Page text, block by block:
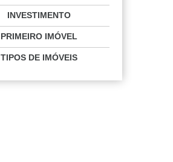
INVESTIMENTO
PRIMEIRO IMÓVEL
TIPOS DE IMÓVEIS